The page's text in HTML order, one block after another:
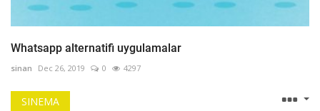
Whatsapp alternatifi uygulamalar
sinan Dec 26, 2019 0 4297
SINEMA